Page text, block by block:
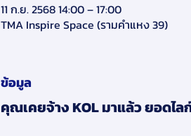
11 ก.ย. 2568 14:00 – 17:00
TMA Inspire Space (รามคำแหง 39)
ข้อมูล
คุณเคยจ้าง KOL มาแล้ว ยอดไ